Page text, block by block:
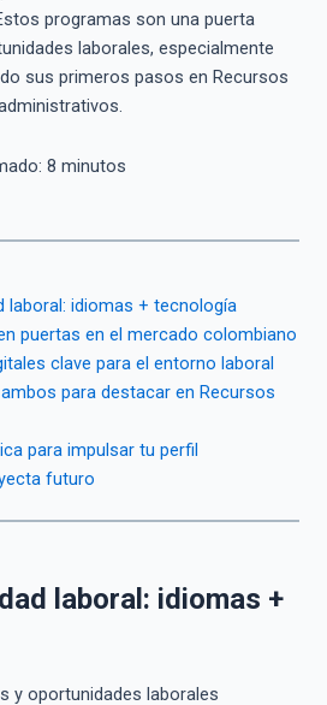
programas son una puerta
laborales, especialmente
sus primeros pasos en Recursos
8 minutos
laboral: idiomas + tecnología
puertas en el mercado colombiano
clave para el entorno laboral
para destacar en Recursos
para impulsar tu perfil
futuro
laboral: idiomas +